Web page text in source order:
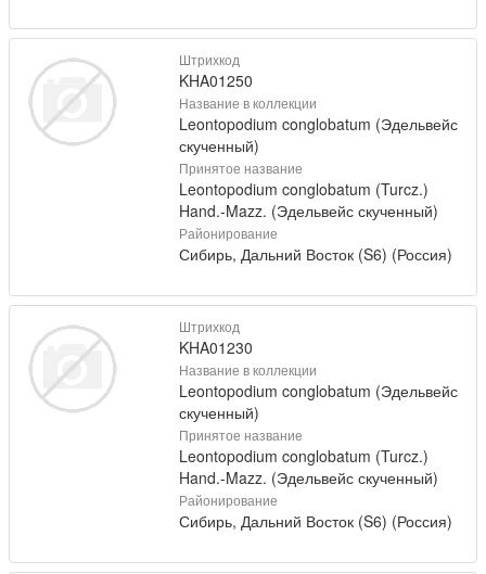
Штрихкод
KHA01250
Название в коллекции
Leontopodium conglobatum (Эдельвейс
скученный)
Принятое название
Leontopodium conglobatum (Turcz.)
Hand.-Mazz. (Эдельвейс скученный)
Районирование
Сибирь, Дальний Восток (S6) (Россия)
Штрихкод
KHA01230
Название в коллекции
Leontopodium conglobatum (Эдельвейс
скученный)
Принятое название
Leontopodium conglobatum (Turcz.)
Hand.-Mazz. (Эдельвейс скученный)
Районирование
Сибирь, Дальний Восток (S6) (Россия)